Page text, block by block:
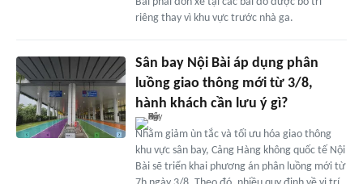
riêng thay vì khu vực trước nhà ga.
Sân bay Nội Bài áp dụng phân
luồng giao thông mới từ 3/8,
hành khách cần lưu ý gì?
Nhằm giảm ùn tắc và tối ưu hóa giao thông
khu vực sân bay, Cảng Hàng không quốc tế Nội
Bài sẽ triển khai phương án phân luồng mới từ